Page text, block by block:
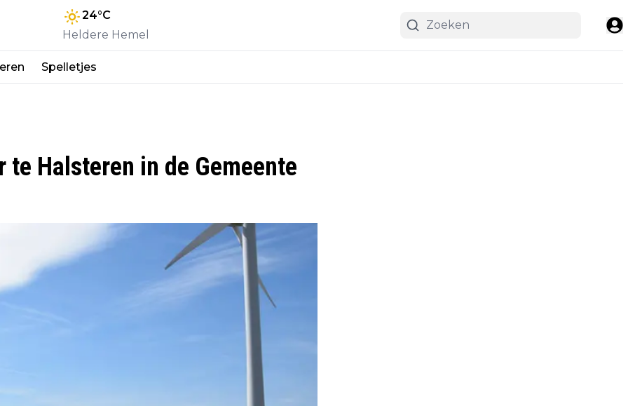
24°C
Heldere Hemel
Spelletjes
Halsteren in de Gemeente